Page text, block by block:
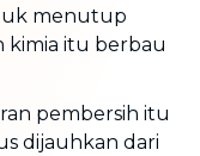
menutup
kimia itu berbau
pembersih itu
dijauhkan dari